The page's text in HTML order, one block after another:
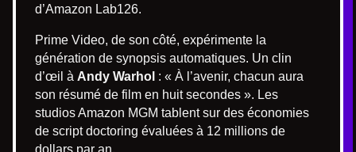
d’Amazon Lab126.
Prime Video, de son côté, expérimente la
génération de synopsis automatiques. Un clin
d’œil à Andy Warhol : « À l’avenir, chacun aura
son résumé de film en huit secondes ». Les
studios Amazon MGM tablent sur des économies
de script doctoring évaluées à 12 millions de
dollars par an.